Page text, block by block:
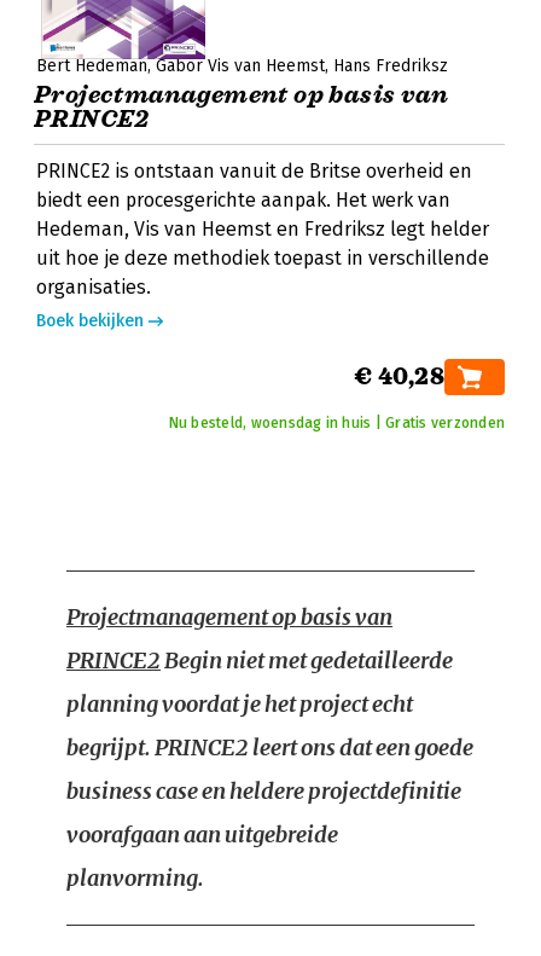
Bert Hedeman Gabor Vis van Heemst Hans Fredriksz
Projectmanagement op basis van
PRINCE2
PRINCE2 is ontstaan vanuit de Britse overheid en
biedt een procesgerichte aanpak. Het werk van
Hedeman, Vis van Heemst en Fredriksz legt helder
uit hoe je deze methodiek toepast in verschillende
organisaties.
Boek bekijken
€ 40,28
Nu besteld, woensdag in huis | Gratis verzonden
Projectmanagement op basis van
PRINCE2Begin niet met gedetailleerde
planning voordat je het project echt
begrijpt. PRINCE2 leert ons dat een goede
business case en heldere projectdefinitie
voorafgaan aan uitgebreide
planvorming.